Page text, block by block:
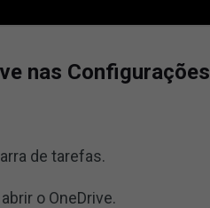
nas Configurações
de tarefas.
o OneDrive.